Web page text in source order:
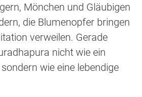
Mönchen und Gläubigen
die Blumenopfer bringen
verweilen. Gerade
nicht wie ein
wie eine lebendige